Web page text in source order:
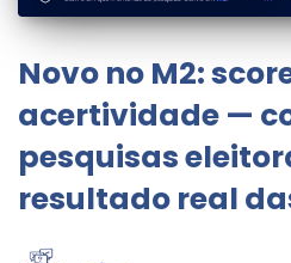
Novo no M2:
acertividade —
pesquisas
resultado real